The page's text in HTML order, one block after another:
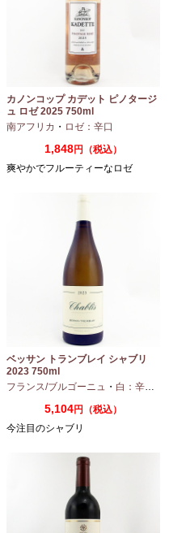
カノンコップ カデット ピノタージ
ュ ロゼ 2025 750ml
南アフリカ ・ ロゼ：辛口
1,848円（税込）
爽やかでフルーティーなロゼ
ベッサン トランブレイ シャブリ
2023 750ml
フランス/ブルゴーニュ ・ 白：辛口
5,104円（税込）
今注目のシャブリ